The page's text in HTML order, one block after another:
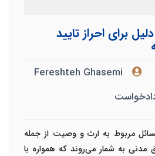
برای احراز تایید
Fereshteh Ghasemi
مربوط به ارث و وصیت از جمله
به شمار می‌روند که همواره با